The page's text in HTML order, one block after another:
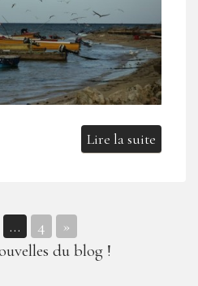
Lire la suite
… 4
»
du blog !